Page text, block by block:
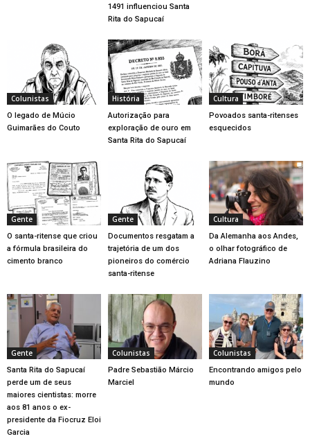
1491 influenciou Santa
Rita do Sapucaí
Colunistas
O legado de Múcio
Guimarães do Couto
História
Autorização para
exploração de ouro em
Santa Rita do Sapucaí
Cultura
Povoados santa-ritenses
esquecidos
Gente
O santa-ritense que criou
a fórmula brasileira do
cimento branco
Gente
Documentos resgatam a
trajetória de um dos
pioneiros do comércio
santa-ritense
Cultura
Da Alemanha aos Andes,
o olhar fotográfico de
Adriana Flauzino
Gente
Santa Rita do Sapucaí
perde um de seus
maiores cientistas: morre
aos 81 anos o ex-
presidente da Fiocruz Eloi
Garcia
Colunistas
Padre Sebastião Márcio
Marciel
Colunistas
Encontrando amigos pelo
mundo